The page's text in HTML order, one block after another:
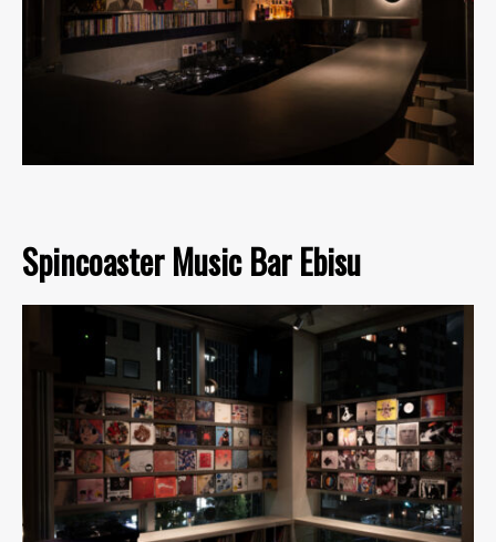
Spincoaster Music Bar Ebisu